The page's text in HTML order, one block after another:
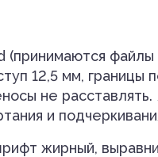
12,5 мм, границы
не расставлять.
и
жирный,